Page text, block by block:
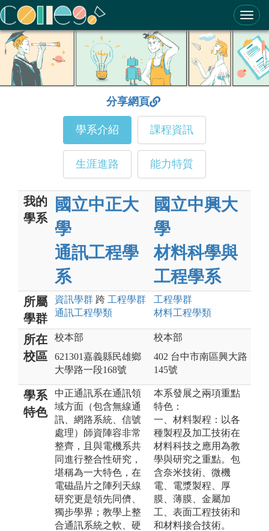
ColleGo! 大學選才與高中育才輔助系統
分享網頁
學系介紹 課程資訊
生涯進路 能力特質
我的
學系
國立中正大
學
通訊工程學
系
國立中興大
學
材料科學與
工程學系
所屬
學群
資訊學群 跨 工程學群
通訊工程學類
工程學群
材料工程學類
所在
校區
校本部
621301嘉義縣民雄鄉
大學路一段168號
校本部
402 台中市南區興大路
145號
學系
特色
中正通訊系在通訊領
域方面（包含無線通
訊、網路系統、信號
處理）師資陣容非常
整齊，且與電機系共
同進行整合性研究，
堪稱為一大特色，在
電磁晶片之陣列天線
研究更是領先同儕、
獨步學界；教學上整
合通訊系統之軟、硬
本系發展之兩項重點
特色：
一、材料製程：以各
種製程及加工技術在
材料科技之應用為教
學與研究之重點。包
含奈米技術、微機
電、電漿製程、厚
膜、薄膜、金屬加
工、表面工程技術和
和材料接合技術。